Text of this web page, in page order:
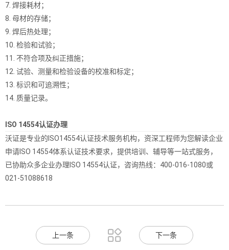
7. 焊接耗材；
8. 母材的存储；
9. 焊后热处理；
10. 检验和试验；
11. 不符合项及纠正措施；
12. 试验、测量和检验设备的校准和标定；
13. 标识和可追溯性；
14. 质量记录。
ISO 14554认证办理
沃证是专业的ISO14554认证技术服务机构，资深工程师为您解读企业
申请ISO 14554体系认证技术要求，提供培训、辅导等一站式服务，
已协助众多企业办理ISO 14554认证，咨询热线：400-016-1080或
021-51088618
上一条  下一条